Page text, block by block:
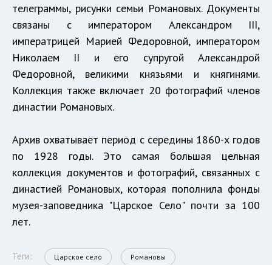
телеграммы, рисунки семьи Романовых. Документы
связаны с императором Александром III,
императрицей Марией Федоровной, императором
Николаем II и его супругой Александрой
Федоровной, великими князьями и княгинями.
Коллекция также включает 20 фотографий членов
династии Романовых.
Архив охватывает период с середины 1860-х годов
по 1928 годы. Это самая большая цельная
коллекция документов и фотографий, связанных с
династией Романовых, которая пополнила фонды
музея-заповедника "Царское Село" почти за 100
лет.
Теги: Царское село Романовы